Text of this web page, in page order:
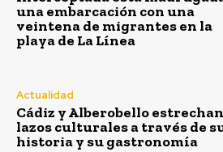
una embarcación con una
veintena de migrantes en la
playa de La Línea
Actualidad
Cádiz y Alberobello estrechan
lazos culturales a través de
historia y su gastronomía